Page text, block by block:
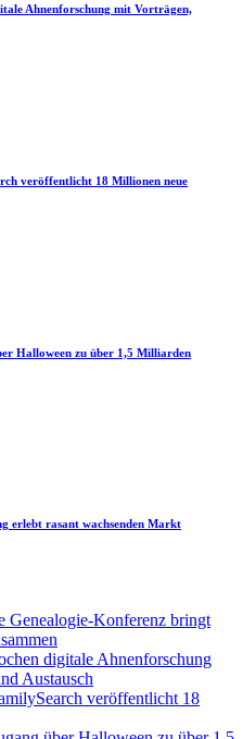
Ahnenforschung mit Vorträgen,
veröffentlicht 18 Millionen neue
Halloween zu über 1,5 Milliarden
erlebt rasant wachsenden Markt
Genealogie-Konferenz bringt
digitale Ahnenforschung
Austausch
veröffentlicht 18